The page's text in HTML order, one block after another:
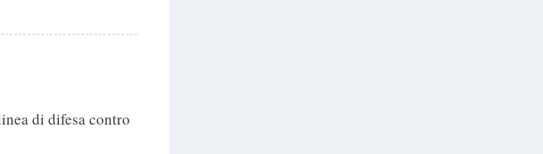
di difesa contro